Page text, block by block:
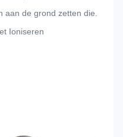
aan de grond zetten die.
Ioniseren